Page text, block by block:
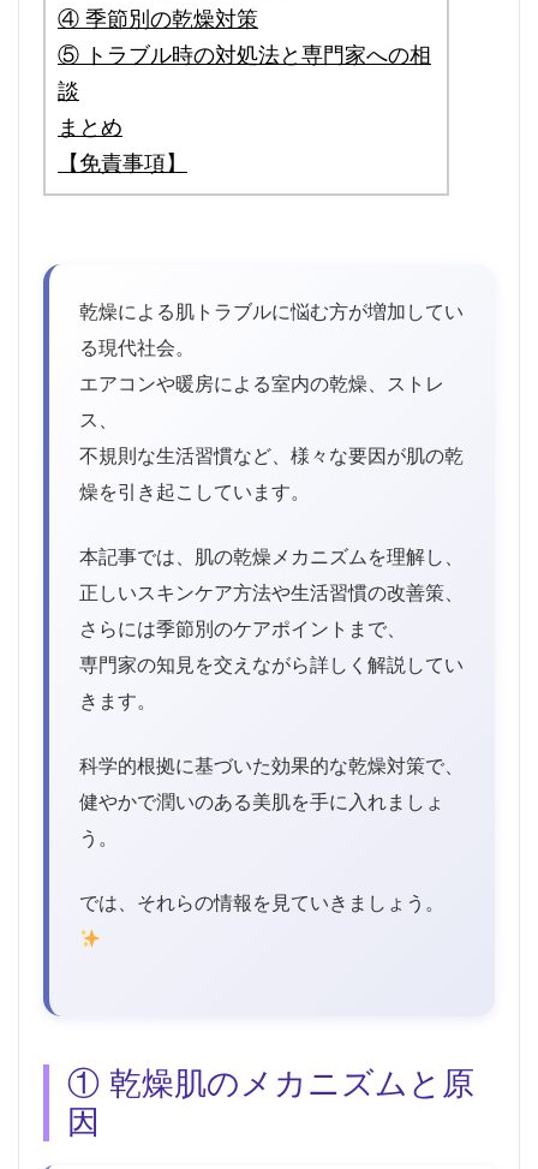
④ 季節別の乾燥対策
⑤ トラブル時の対処法と専門家への相
談
まとめ
【免責事項】
乾燥による肌トラブルに悩む方が増加してい
る現代社会。
エアコンや暖房による室内の乾燥、ストレ
ス、
不規則な生活習慣など、様々な要因が肌の乾
燥を引き起こしています。
本記事では、肌の乾燥メカニズムを理解し、
正しいスキンケア方法や生活習慣の改善策、
さらには季節別のケアポイントまで、
専門家の知見を交えながら詳しく解説してい
きます。
科学的根拠に基づいた効果的な乾燥対策で、
健やかで潤いのある美肌を手に入れましょ
う。
では、それらの情報を見ていきましょう。
① 乾燥肌のメカニズムと原
因